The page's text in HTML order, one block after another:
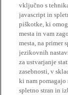
vključno s
javascript in
piškotke, ki
mesta in vam
mesta, na primer
jezikovnih
za ustvarjanje
zasebnosti, v
ki nam
spletno stran in